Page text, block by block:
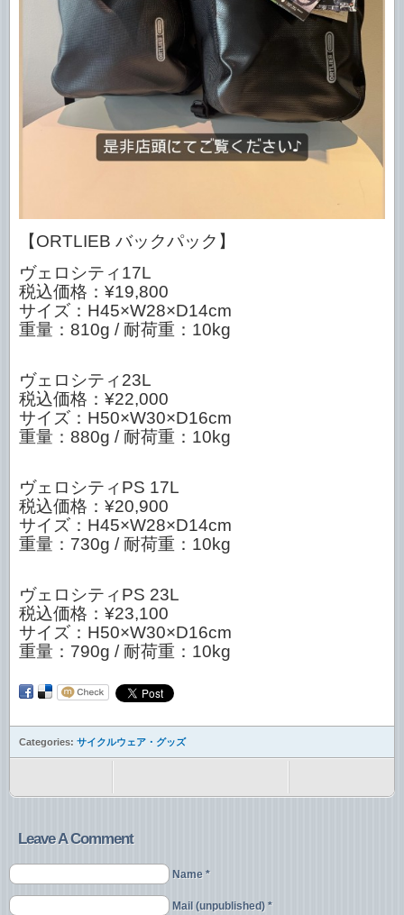
【ORTLIEB バックパック】
ヴェロシティ17L
税込価格：¥19,800
サイズ：H45×W28×D14cm
重量：810g / 耐荷重：10kg
ヴェロシティ23L
税込価格：¥22,000
サイズ：H50×W30×D16cm
重量：880g / 耐荷重：10kg
ヴェロシティPS 17L
税込価格：¥20,900
サイズ：H45×W28×D14cm
重量：730g / 耐荷重：10kg
ヴェロシティPS 23L
税込価格：¥23,100
サイズ：H50×W30×D16cm
重量：790g / 耐荷重：10kg
Categories: サイクルウェア・グッズ
Leave A Comment
Name *
Mail (unpublished) *